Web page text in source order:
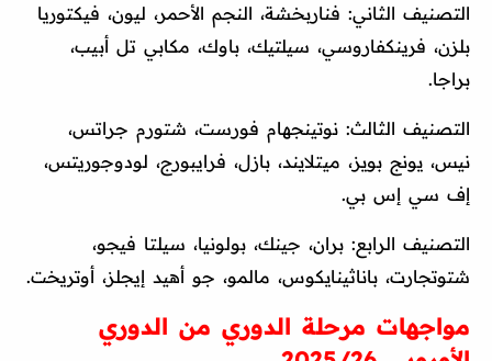
التصنيف الثاني: فناربخشة، النجم الأحمر، ليون، فيكتوريا
بلزن، فرينكفاروسي، سيلتيك، باوك، مكابي تل أبيب،
براجا.
التصنيف الثالث: نوتينجهام فورست، شتورم جراتس،
نيس، يونج بويز، ميتلايند، بازل، فرايبورج، لودوجوريتس،
إف سي إس بي.
التصنيف الرابع: بران، جينك، بولونيا، سيلتا فيجو،
شتوتجارت، باناثينايكوس، مالمو، جو أهيد إيجلز، أوتريخت.
مواجهات مرحلة الدوري من الدوري